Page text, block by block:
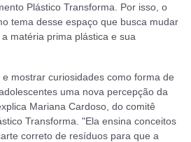
Plástico Transforma. Por isso, o
tema desse espaço que busca mudar
matéria prima plástica e sua
mostrar curiosidades como forma de
uma nova percepção da
Mariana Cardoso, do comitê
Transforma. "Ela ensina conceitos
correto de resíduos para que a